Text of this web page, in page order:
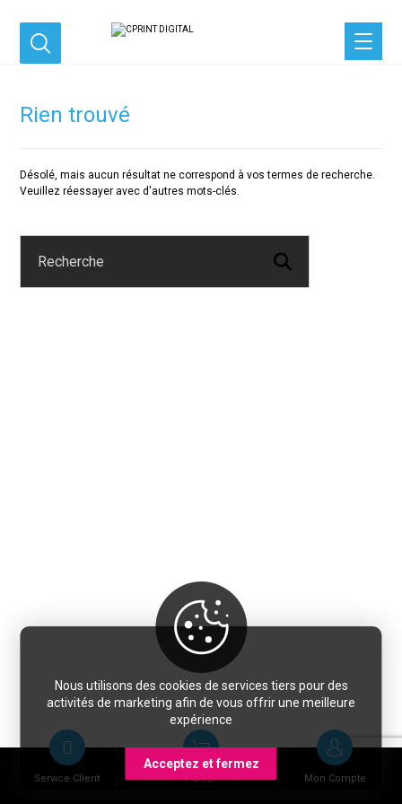
Rien trouvé
Désolé, mais aucun résultat ne correspond à vos termes de recherche.
Veuillez réessayer avec d'autres mots-clés.
Service Client Panier Mon Compte
Nous utilisons des cookies de services tiers pour des
activités de marketing afin de vous offrir une meilleure
expérience
Acceptez et fermez